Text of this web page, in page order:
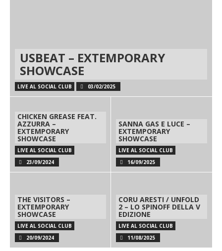
USBEAT – EXTEMPORARY
SHOWCASE
LIVE AL SOCIAL CLUB 03/02/2025
CHICKEN GREASE FEAT.
AZZURRA –
EXTEMPORARY
SHOWCASE
LIVE AL SOCIAL CLUB
23/09/2024
SANNA GAS E LUCE –
EXTEMPORARY
SHOWCASE
LIVE AL SOCIAL CLUB
16/09/2025
THE VISITORS –
EXTEMPORARY
SHOWCASE
LIVE AL SOCIAL CLUB
20/09/2024
CORU ARESTI / UNFOLD
2 – LO SPINOFF DELLA V
EDIZIONE
LIVE AL SOCIAL CLUB
11/08/2025